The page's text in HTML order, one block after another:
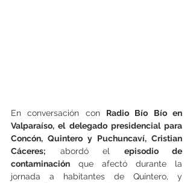
En conversación con Radio Bío Bío en
Valparaíso, el delegado presidencial para
Concón, Quintero y Puchuncaví, Cristian
Cáceres; abordó el episodio de
contaminación que afectó durante la
jornada a habitantes de Quintero, y